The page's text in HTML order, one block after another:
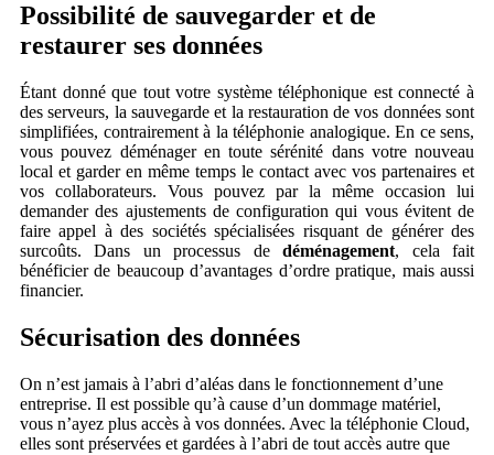
Possibilité de sauvegarder et de
restaurer ses données
Étant donné que tout votre système téléphonique est connecté à
des serveurs, la sauvegarde et la restauration de vos données sont
simplifiées, contrairement à la téléphonie analogique. En ce sens,
vous pouvez déménager en toute sérénité dans votre nouveau
local et garder en même temps le contact avec vos partenaires et
vos collaborateurs. Vous pouvez par la même occasion lui
demander des ajustements de configuration qui vous évitent de
faire appel à des sociétés spécialisées risquant de générer des
surcoûts. Dans un processus dedéménagement, cela fait
bénéficier de beaucoup d’avantages d’ordre pratique, mais aussi
financier.
Sécurisation des données
On n’est jamais à l’abri d’aléas dans le fonctionnement d’une
entreprise. Il est possible qu’à cause d’un dommage matériel,
vous n’ayez plus accès à vos données. Avec la téléphonie Cloud,
elles sont préservées et gardées à l’abri de tout accès autre que